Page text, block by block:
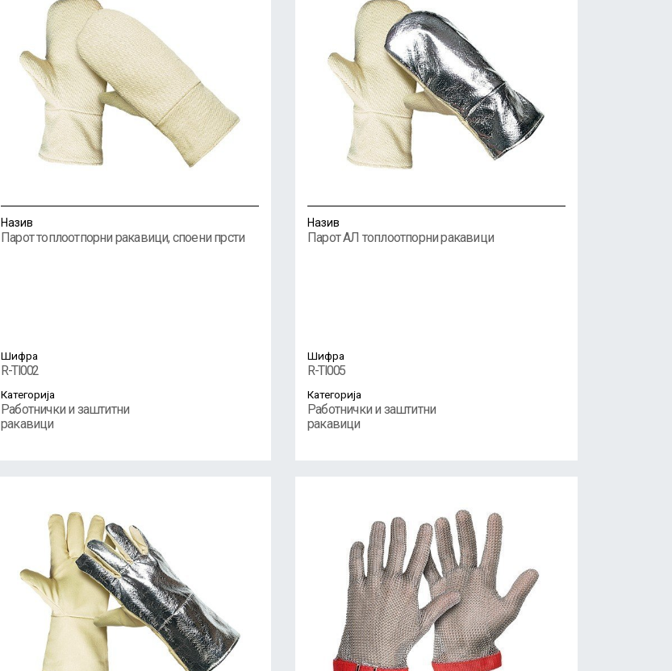
Назив
Парот топлоотпорни ракавици, споени прсти
Шифра
R-TI002
Категорија
Работнички и заштитни
ракавици
Назив
Парот АЛ топлоотпорни ракавици
Шифра
R-TI005
Категорија
Работнички и заштитни
ракавици